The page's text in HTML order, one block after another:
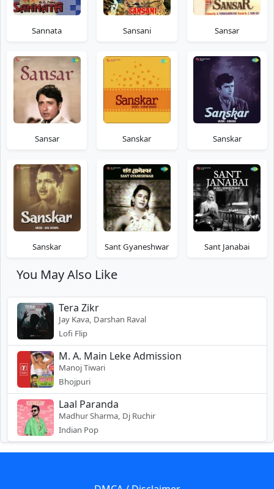
Sannata Sansani Sansar
Sansar Sanskar Sanskar
Sanskar Sant Gyaneshwar Sant Janabai
You May Also Like
Tera Zikr
Jay Kava, Darshan Raval
Lofi Flip
M. A. Main Leke Admission
Manoj Tiwari
Bhojpuri
Laal Paranda
Madhur Sharma, Dj Ruchir
Indian Pop